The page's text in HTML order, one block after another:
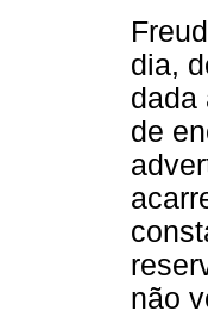
dia,
dada
de
não